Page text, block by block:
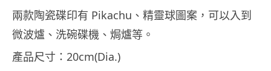
兩款陶瓷碟印有 Pikachu、精靈球圖案，可以入到
微波爐、洗碗碟機、焗爐等。
產品尺寸：20cm(Dia.)